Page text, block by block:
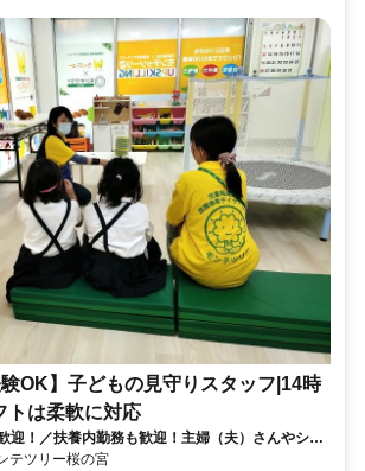
験OK】子どもの見守りスタッフ|14時
トは柔軟に対応
迎！／扶養内勤務も歓迎！主婦（夫）さんやシニ
午後の空き時間を有効活用しませんか？
テツリー桜の宮